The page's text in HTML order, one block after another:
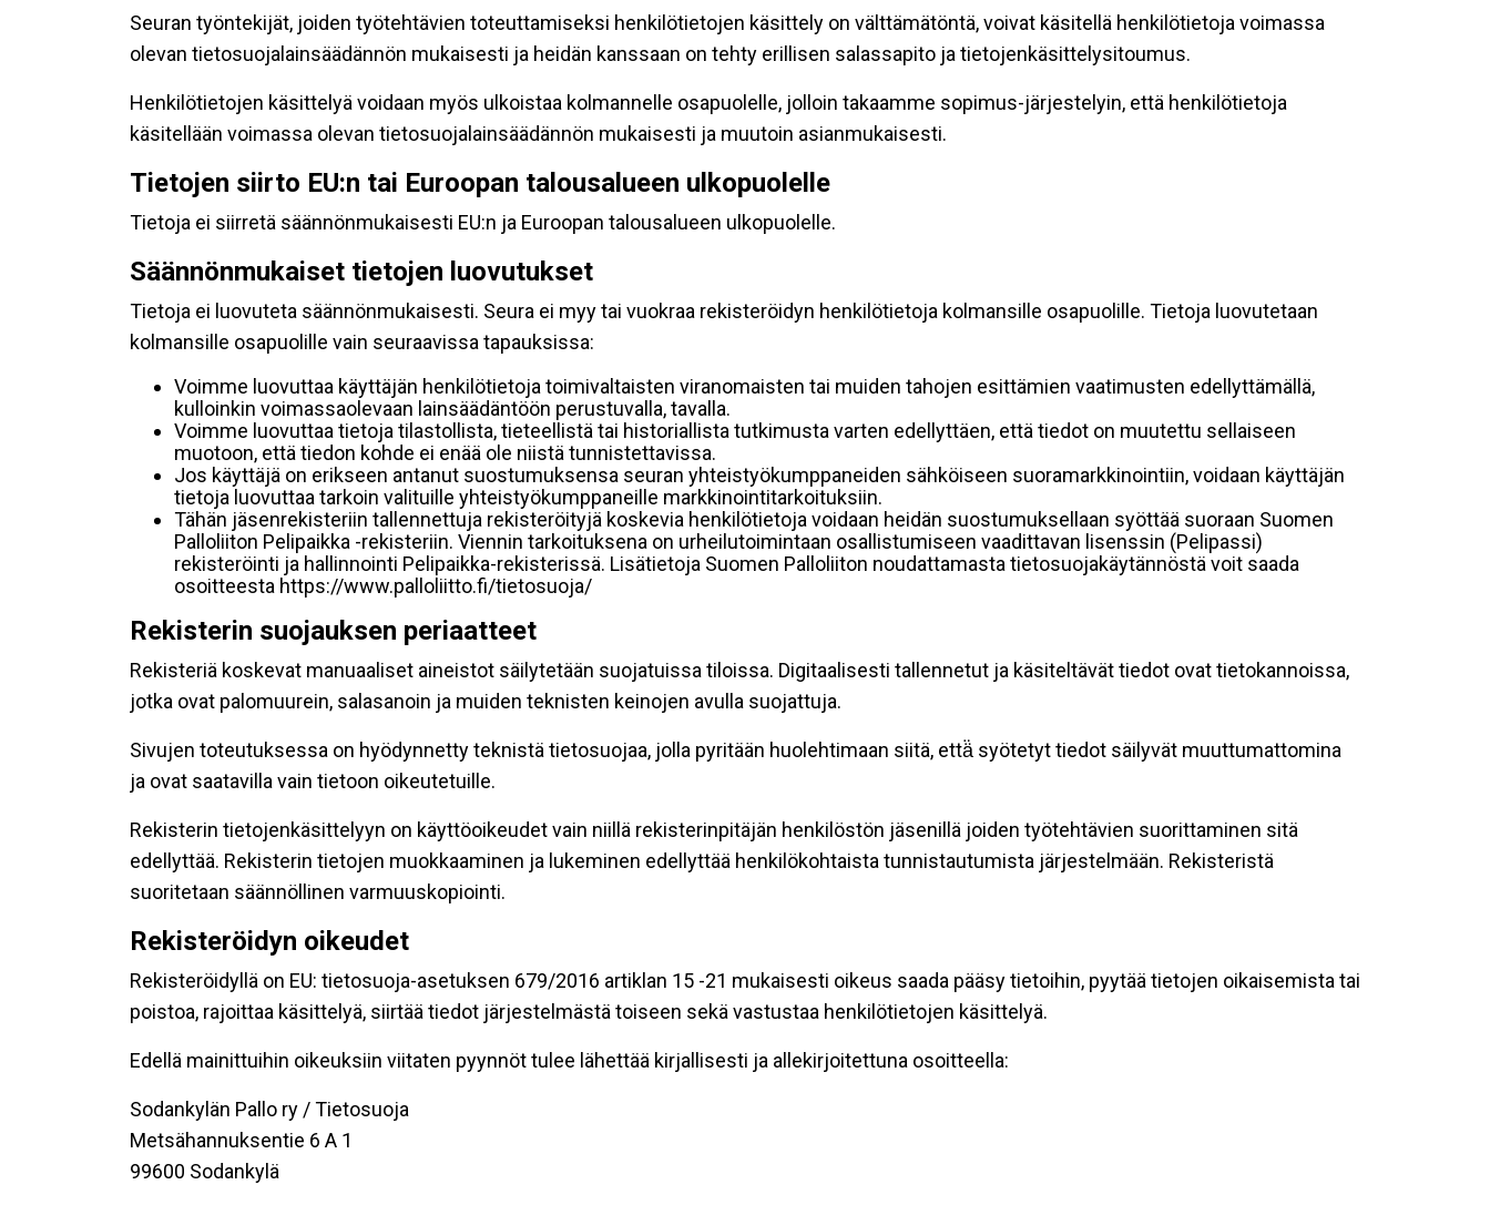
Seuran työntekijät, joiden työtehtävien toteuttamiseksi henkilötietojen käsittely on välttämätöntä, voivat käsitellä henkilötietoja voimassa
olevan tietosuojalainsäädännön mukaisesti ja heidän kanssaan on tehty erillisen salassapito ja tietojenkäsittelysitoumus.
Henkilötietojen käsittelyä voidaan myös ulkoistaa kolmannelle osapuolelle, jolloin takaamme sopimus-järjestelyin, että henkilötietoja
käsitellään voimassa olevan tietosuojalainsäädännön mukaisesti ja muutoin asianmukaisesti.
Tietojen siirto EU:n tai Euroopan talousalueen ulkopuolelle
Tietoja ei siirretä säännönmukaisesti EU:n ja Euroopan talousalueen ulkopuolelle.
Säännönmukaiset tietojen luovutukset
Tietoja ei luovuteta säännönmukaisesti. Seura ei myy tai vuokraa rekisteröidyn henkilötietoja kolmansille osapuolille. Tietoja luovutetaan
kolmansille osapuolille vain seuraavissa tapauksissa:
Voimme luovuttaa käyttäjän henkilötietoja toimivaltaisten viranomaisten tai muiden tahojen esittämien vaatimusten edellyttämällä,
kulloinkin voimassaolevaan lainsäädäntöön perustuvalla, tavalla.
Voimme luovuttaa tietoja tilastollista, tieteellistä tai historiallista tutkimusta varten edellyttäen, että tiedot on muutettu sellaiseen
muotoon, että tiedon kohde ei enää ole niistä tunnistettavissa.
Jos käyttäjä on erikseen antanut suostumuksensa seuran yhteistyökumppaneiden sähköiseen suoramarkkinointiin, voidaan käyttäjän
tietoja luovuttaa tarkoin valituille yhteistyökumppaneille markkinointitarkoituksiin.
Tähän jäsenrekisteriin tallennettuja rekisteröityjä koskevia henkilötietoja voidaan heidän suostumuksellaan syöttää suoraan Suomen
Palloliiton Pelipaikka -rekisteriin. Viennin tarkoituksena on urheilutoimintaan osallistumiseen vaadittavan lisenssin (Pelipassi)
rekisteröinti ja hallinnointi Pelipaikka-rekisterissä. Lisätietoja Suomen Palloliiton noudattamasta tietosuojakäytännöstä voit saada
osoitteesta https://www.palloliitto.fi/tietosuoja/
Rekisterin suojauksen periaatteet
Rekisteriä koskevat manuaaliset aineistot säilytetään suojatuissa tiloissa. Digitaalisesti tallennetut ja käsiteltävät tiedot ovat tietokannoissa,
jotka ovat palomuurein, salasanoin ja muiden teknisten keinojen avulla suojattuja.
Sivujen toteutuksessa on hyödynnetty teknistä tietosuojaa, jolla pyritään huolehtimaan siitä, että̈ syötetyt tiedot säilyvät muuttumattomina
ja ovat saatavilla vain tietoon oikeutetuille.
Rekisterin tietojenkäsittelyyn on käyttöoikeudet vain niillä rekisterinpitäjän henkilöstön jäsenillä joiden työtehtävien suorittaminen sitä
edellyttää. Rekisterin tietojen muokkaaminen ja lukeminen edellyttää henkilökohtaista tunnistautumista järjestelmään. Rekisteristä
suoritetaan säännöllinen varmuuskopiointi.
Rekisteröidyn oikeudet
Rekisteröidyllä on EU: tietosuoja-asetuksen 679/2016 artiklan 15 -21 mukaisesti oikeus saada pääsy tietoihin, pyytää tietojen oikaisemista tai
poistoa, rajoittaa käsittelyä, siirtää tiedot järjestelmästä toiseen sekä vastustaa henkilötietojen käsittelyä.
Edellä mainittuihin oikeuksiin viitaten pyynnöt tulee lähettää kirjallisesti ja allekirjoitettuna osoitteella:
Sodankylän Pallo ry / Tietosuoja
Metsähannuksentie 6 A 1
99600 Sodankylä